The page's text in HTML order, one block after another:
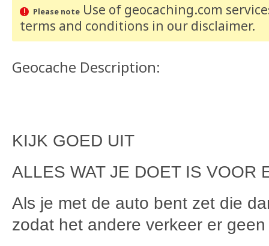
Please noteUse of geocaching.com
terms and conditions in our disclaimer.
Geocache Description:
KIJK GOED UIT
ALLES WAT JE DOET IS VOOR
Als je met de auto bent zet die
zodat het andere verkeer er